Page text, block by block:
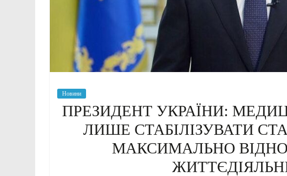
Новини
ПРЕЗИДЕНТ УКРАЇНИ:
ЛИШЕ СТАБІЛІЗУВАТИ
МАКСИМАЛЬНО